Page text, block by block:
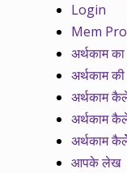
Login
Mem
अर्थकाम
अर्थकाम
अर्थकाम
अर्थकाम
अर्थकाम
आपके लेख